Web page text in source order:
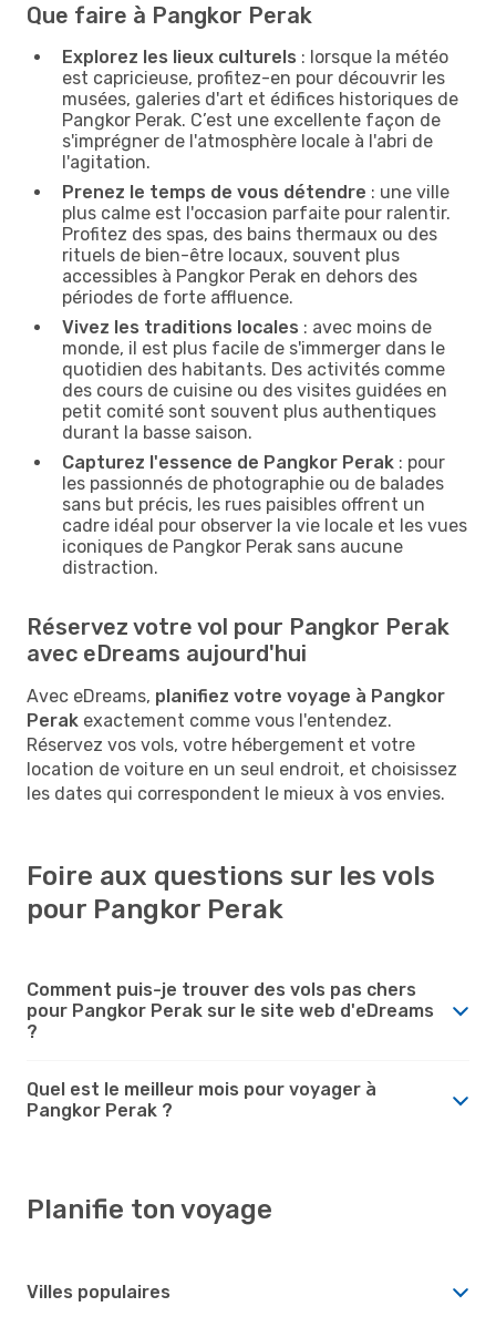
Que faire à Pangkor Perak
Explorez les lieux culturels : lorsque la météo
est capricieuse, profitez-en pour découvrir les
musées, galeries d'art et édifices historiques de
Pangkor Perak. C’est une excellente façon de
s'imprégner de l'atmosphère locale à l'abri de
l'agitation.
Prenez le temps de vous détendre : une ville
plus calme est l'occasion parfaite pour ralentir.
Profitez des spas, des bains thermaux ou des
rituels de bien-être locaux, souvent plus
accessibles à Pangkor Perak en dehors des
périodes de forte affluence.
Vivez les traditions locales : avec moins de
monde, il est plus facile de s'immerger dans le
quotidien des habitants. Des activités comme
des cours de cuisine ou des visites guidées en
petit comité sont souvent plus authentiques
durant la basse saison.
Capturez l'essence de Pangkor Perak : pour
les passionnés de photographie ou de balades
sans but précis, les rues paisibles offrent un
cadre idéal pour observer la vie locale et les vues
iconiques de Pangkor Perak sans aucune
distraction.
Réservez votre vol pour Pangkor Perak
avec eDreams aujourd'hui
Avec eDreams, planifiez votre voyage à Pangkor
Perak exactement comme vous l'entendez.
Réservez vos vols, votre hébergement et votre
location de voiture en un seul endroit, et choisissez
les dates qui correspondent le mieux à vos envies.
Foire aux questions sur les vols
pour Pangkor Perak
Comment puis-je trouver des vols pas chers
pour Pangkor Perak sur le site web d'eDreams
?
Quel est le meilleur mois pour voyager à
Pangkor Perak ?
Planifie ton voyage
Villes populaires